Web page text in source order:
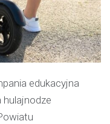
edukacyjna
hulajnodze